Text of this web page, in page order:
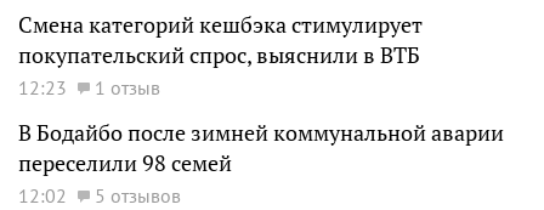
Смена категорий кешбэка стимулирует
покупательский спрос, выяснили в ВТБ
12:23 1 отзыв
В Бодайбо после зимней коммунальной аварии
переселили 98 семей
12:02
5 отзывов